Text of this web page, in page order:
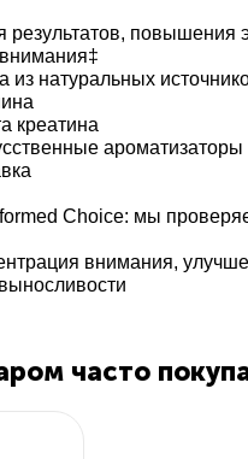
результатов, повышения
из натуральных
креатина
ароматизаторы
Choice: мы
внимания,
часто